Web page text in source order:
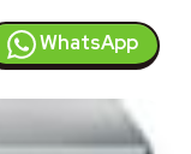
WhatsApp